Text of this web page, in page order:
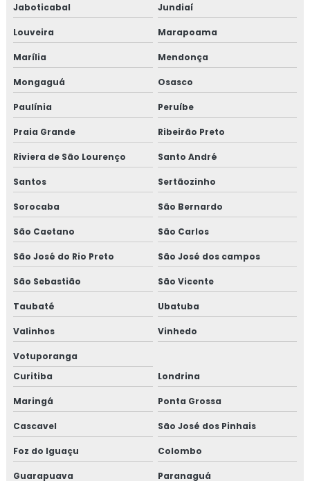
Jaboticabal Jundiaí
Louveira Marapoama
Marília Mendonça
Mongaguá Osasco
Paulínia Peruíbe
Praia Grande Ribeirão Preto
Riviera de São Lourenço Santo André
Santos Sertãozinho
Sorocaba São Bernardo
São Caetano São Carlos
São José do Rio Preto São José dos campos
São Sebastião São Vicente
Taubaté Ubatuba
Valinhos Vinhedo
Votuporanga
Curitiba
Londrina
Maringá Ponta Grossa
Cascavel São José dos Pinhais
Foz do Iguaçu Colombo
Guarapuava Paranaguá